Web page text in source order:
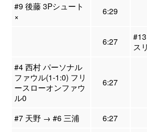
#9 後藤 3Pシュート
×
6:29
6:27
ス
#4 西村 パーソナル
ファウル(1-1:0) フリ
ースローオンファウ
ル0
6:27
#7 天野 → #6 三浦 6:27